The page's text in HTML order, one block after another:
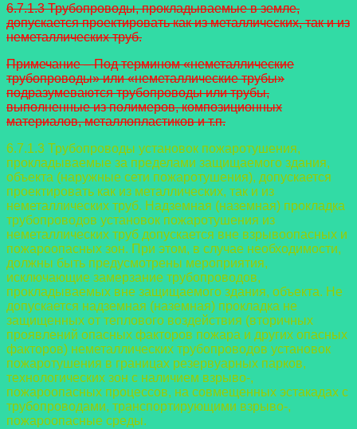
6.7.1.3 Трубопроводы, прокладываемые в земле,
допускается проектироватькак из металлических, так и из
неметаллических труб.
Примечание – Под термином «неметаллические
трубопроводы» или«неметаллические трубы»
подразумеваются трубопроводы или трубы,
выполненные из полимеров, композиционных
материалов, металлопластиков и т.п.
6.7.1.3 Трубопроводы установок пожаротушения,
прокладываемые за пределами защищаемого здания,
объекта (наружные сети пожаротушения), допускается
проектировать как из металлических, так и из
неметаллических труб. Надземная (наземная) прокладка
трубопроводов установок пожаротушения из
неметаллических труб допускается вне взрывоопасных и
пожароопасных зон. При этом, в случае необходимости,
должны быть предусмотрены мероприятия,
исключающие замерзание трубопроводов,
прокладываемых вне защищаемого здания, объекта. Не
допускается надземная (наземная) прокладка не
защищенных от теплового воздействия (вторичных
проявлений опасных факторов пожара и других опасных
факторов) неметаллических трубопроводов установок
пожаротушения в границах резервуарных парков,
технологических зон с наличием взрыво-,
пожароопасных процессов, на совмещенных эстакадах с
трубопроводами, транспортирующими взрыво-,
пожароопасные среды.